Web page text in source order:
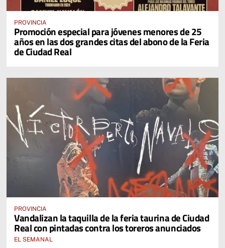
PROVINCIA
Promoción especial para jóvenes menores de 25
años en las dos grandes citas del abono de la Feria
de Ciudad Real
PROVINCIA
Vandalizan la taquilla de la feria taurina de Ciudad
Real con pintadas contra los toreros anunciados
EL SEMANAL